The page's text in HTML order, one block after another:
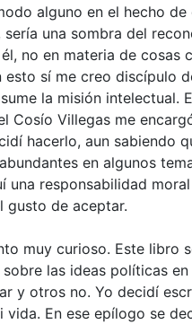
alguno en el hecho
sería una sombra del
no en materia de cosas
esto sí me creo discípulo
la misión intelectual.
Cosío Villegas me
hacerlo, aun sabiendo
en algunos
una responsabilidad
gusto de aceptar.
muy curioso. Este libro
las ideas políticas en
y otros no. Yo decidí
vida. En ese epílogo se